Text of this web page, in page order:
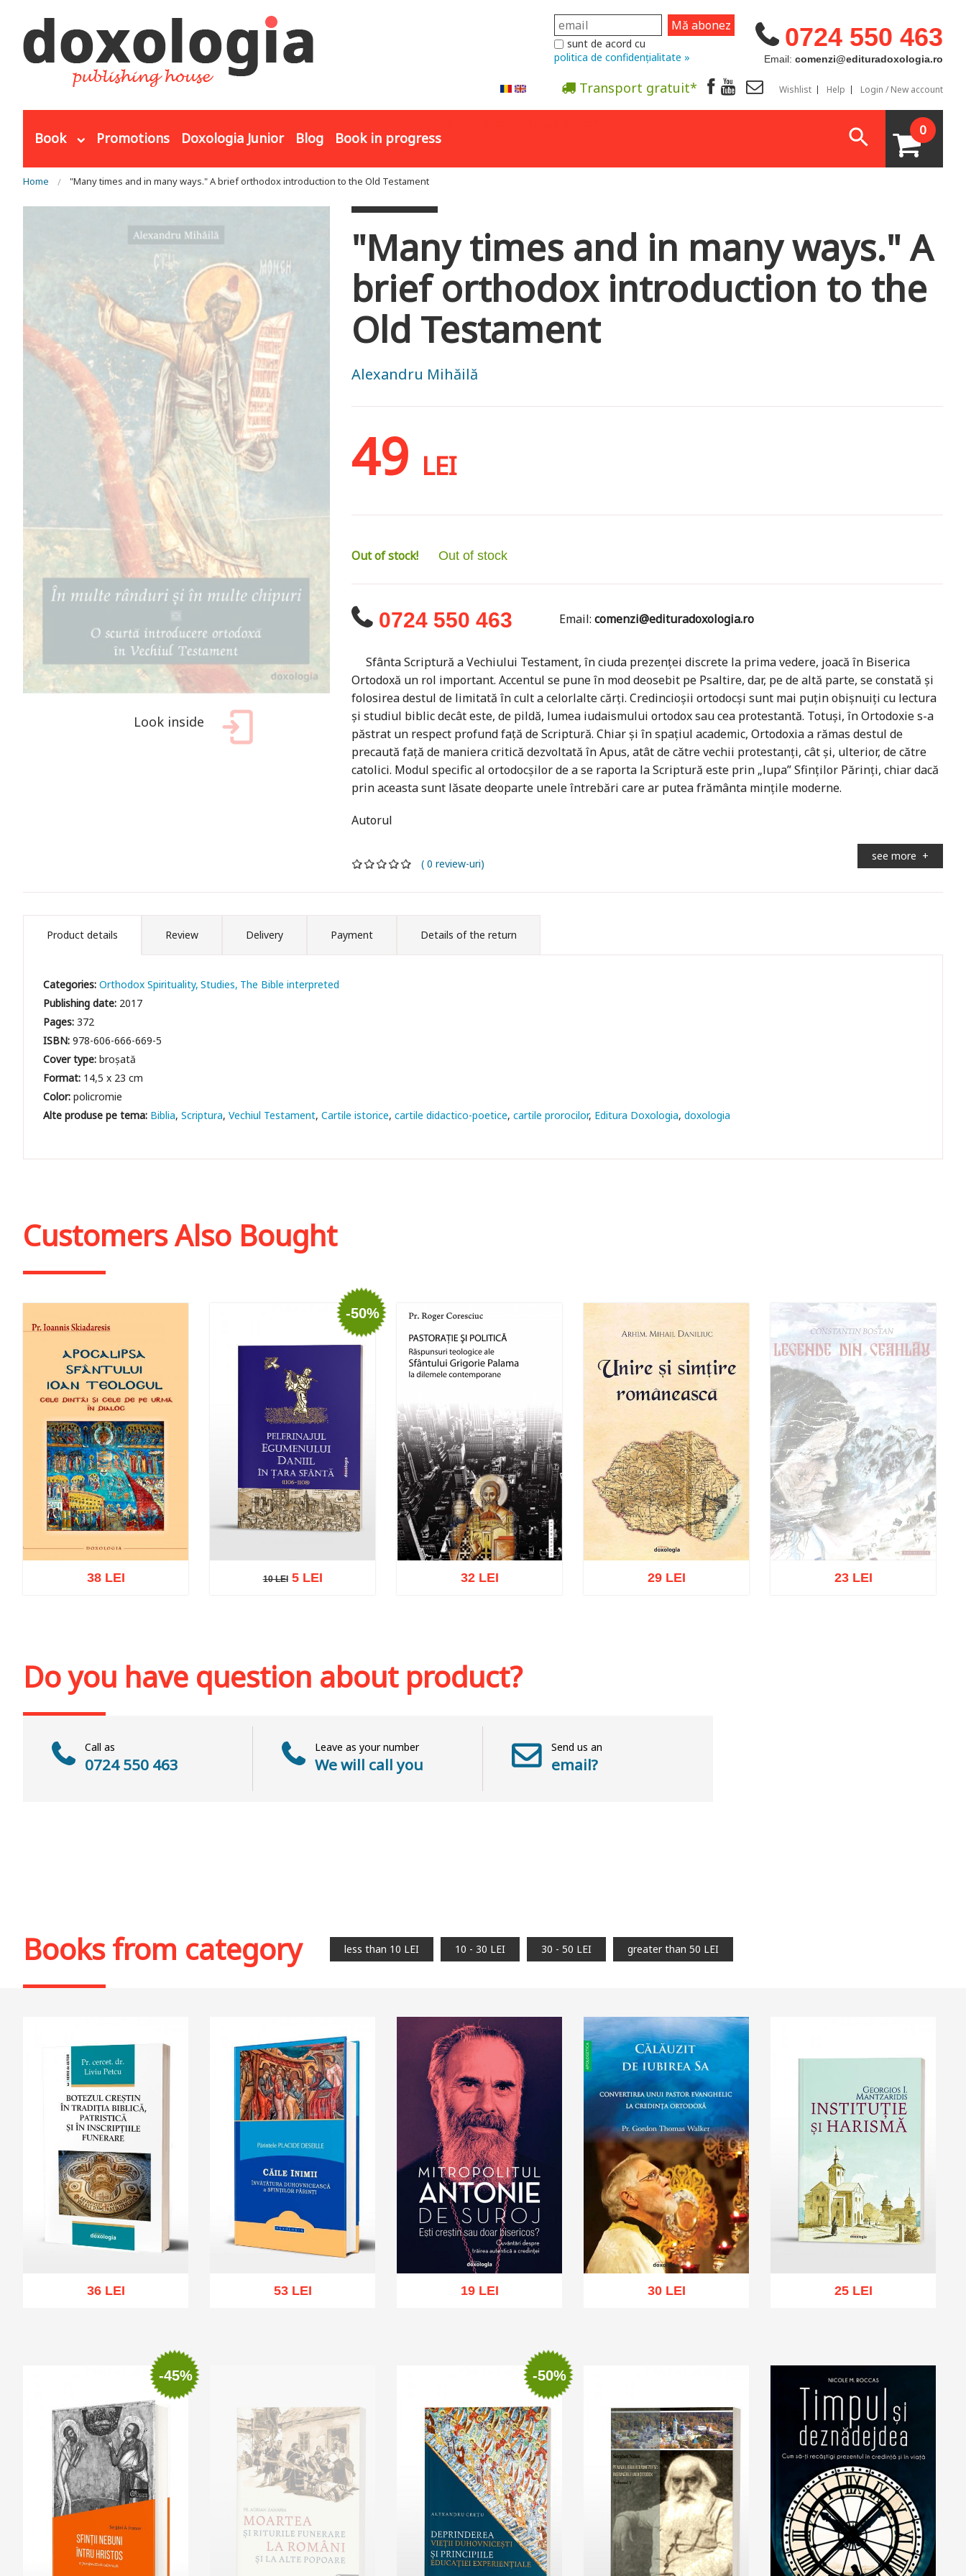
0724 550 463
Email: comenzi@edituradoxologia.ro
sunt de acord cu
politica de confidențialitate »
Transport gratuit* Wishlist Help Login / New account
Book Promotions Doxologia Junior Blog Book in progress 0
You are here
Home "Many times and in many ways." A brief orthodox introduction to the Old Testament
Look inside
"Many times and in many ways." A
brief orthodox introduction to the
Old Testament
Alexandru Mihăilă
49 LEI
Out of stock! Out of stock
0724 550 463 Email:comenzi@edituradoxologia.ro
Sfânta Scriptură a Vechiului Testament, în ciuda prezenței discrete la prima vedere, joacă în Biserica
Ortodoxă un rol important. Accentul se pune în mod deosebit pe Psaltire, dar, pe de altă parte, se constată și
folosirea destul de limitată în cult a celorlalte cărți. Credincioșii ortodocși sunt mai puțin obișnuiți cu lectura
și studiul biblic decât este, de pildă, lumea iudaismului ortodox sau cea protestantă. Totuși, în Ortodoxie s-a
păstrat un respect profund față de Scriptură. Chiar și în spațiul academic, Ortodoxia a rămas destul de
precaută față de maniera critică dezvoltată în Apus, atât de către vechii protestanți, cât și, ulterior, de către
catolici. Modul specific al ortodocșilor de a se raporta la Scriptură este prin „lupa” Sfinților Părinți, chiar dacă
prin aceasta sunt lăsate deoparte unele întrebări care ar putea frământa mințile moderne.
Autorul
see more +
( 0 review-uri)
Product details Review Delivery Payment Details of the return
Categories:Orthodox Spirituality Studies The Bible interpreted
Publishing date: 2017
Pages:372
ISBN:978-606-666-669-5
Cover type:broșată
Format: 14,5 x 23 cm
Color:policromie
Biblia Scriptura Vechiul Testament Cartile istorice cartile didactico-poetice cartile prorocilor Editura Doxologia doxologia
Customers Also Bought
38 LEI
-50%
10 LEI5 LEI 32 LEI
29 LEI
23 LEI
Do you have question about product?
Call as
0724 550 463
Leave as your number
We will call you
Send us an
email?
Books from category less than 10 LEI 10 - 30 LEI 30 - 50 LEI greater than 50 LEI
Add to wish list
36 LEI 53 LEI
Add to wish list
19 LEI 30 LEI 25 LEI
-45% -50%